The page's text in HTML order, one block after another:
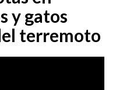
y gatos
terremoto